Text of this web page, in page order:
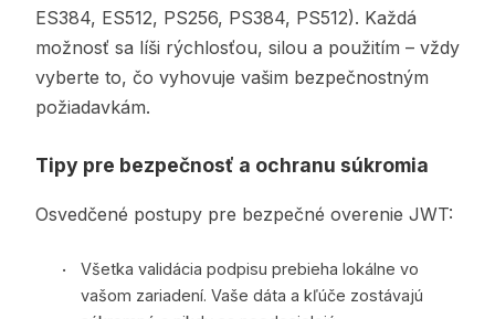
ES384, ES512, PS256, PS384, PS512). Každá
možnosť sa líši rýchlosťou, silou a použitím – vždy
vyberte to, čo vyhovuje vašim bezpečnostným
požiadavkám.
Tipy pre bezpečnosť a ochranu súkromia
Osvedčené postupy pre bezpečné overenie JWT:
Všetka validácia podpisu prebieha lokálne vo
vašom zariadení. Vaše dáta a kľúče zostávajú